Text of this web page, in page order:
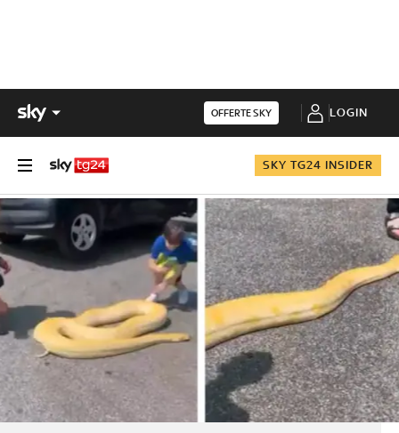
OFFERTE SKY LOGIN
SKY TG24 INSIDER